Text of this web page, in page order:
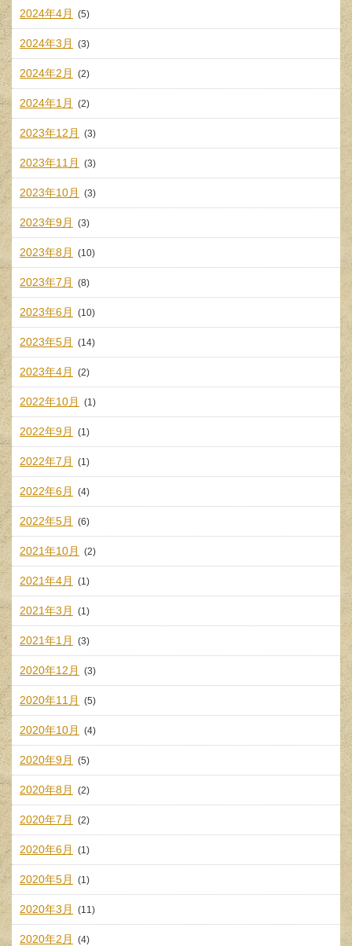
2024年4月 (5)
2024年3月 (3)
2024年2月 (2)
2024年1月 (2)
2023年12月 (3)
2023年11月 (3)
2023年10月 (3)
2023年9月 (3)
2023年8月 (10)
2023年7月 (8)
2023年6月 (10)
2023年5月 (14)
2023年4月 (2)
2022年10月 (1)
2022年9月 (1)
2022年7月 (1)
2022年6月 (4)
2022年5月 (6)
2021年10月 (2)
2021年4月 (1)
2021年3月 (1)
2021年1月 (3)
2020年12月 (3)
2020年11月 (5)
2020年10月 (4)
2020年9月 (5)
2020年8月 (2)
2020年7月 (2)
2020年6月 (1)
2020年5月 (1)
2020年3月 (11)
2020年2月 (4)